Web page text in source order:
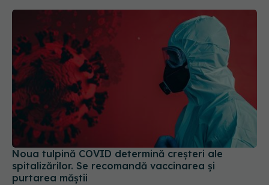
Noua tulpină COVID determină creșteri ale
spitalizărilor. Se recomandă vaccinarea și
purtarea măștii